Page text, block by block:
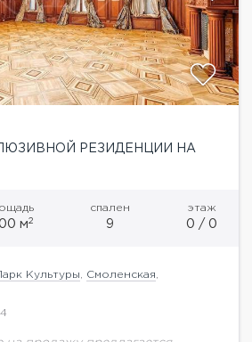
РЕЗИДЕНЦИИ НА
м2
спален
9
этаж
0 / 0
Культуры Смоленская